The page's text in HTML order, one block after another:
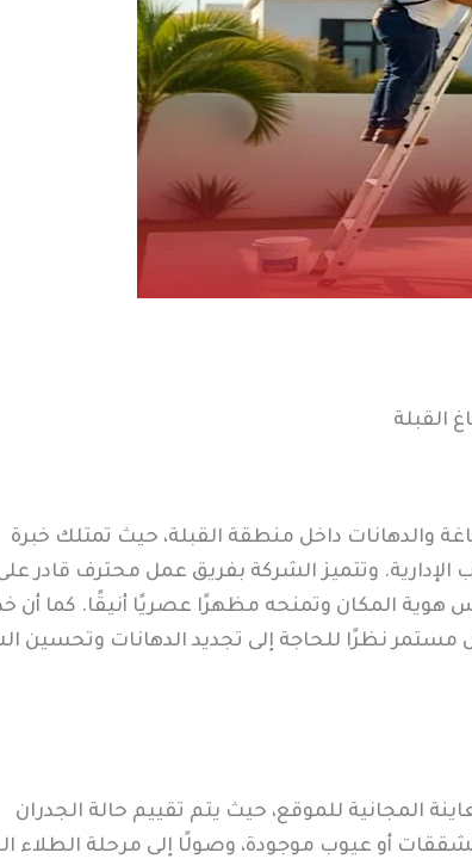
القبلة
والدهانات داخل منطقة القبلة، حيث تمتلك خبرة
الإدارية. وتتميز الشركة بفريق عمل محترف قادر
هوية المكان وتمنحه مظهرًا عصريًا أنيقًا. كما أن
نظرًا للحاجة إلى تجديد الدهانات وتحسين
المجانية للموقع، حيث يتم تقييم حالة الجدران
أو عيوب موجودة، وصولًا إلى مرحلة الطلاء